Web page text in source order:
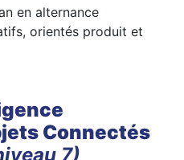
en alternance
orientés produit et
Connectés
7)